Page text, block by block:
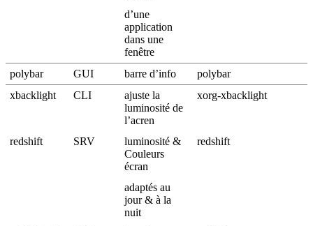
d’une
application
dans une
fenêtre
polybar
GUI barre d’info
polybar
xbacklight
CLI
ajuste la
luminosité de
l’acren
xorg-xbacklight
redshift SRV
luminosité &
Couleurs
écran
redshift
adaptés au
jour & à la
nuit